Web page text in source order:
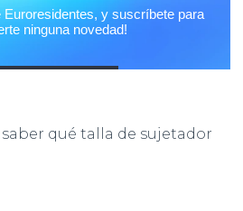
saber qué talla de sujetador